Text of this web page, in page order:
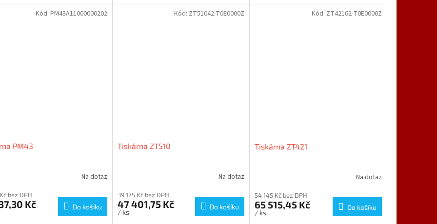
PM43
Na dotaz
bez DPH
Kč Do košíku
Kód: PM43A11000000202
Tiskárna ZT510
Na dotaz
39 175 Kč bez DPH
47 401,75 Kč
/ ks
Do košíku
Kód: ZT51042-T0E0000Z
Tiskárna ZT421
Na dotaz
54 145 Kč bez DPH
65 515,45 Kč
/ ks
Do košíku
Kód: ZT42162-T0E0000Z